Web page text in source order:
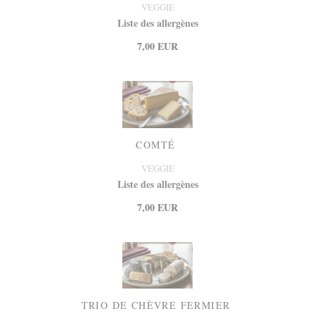
VEGGIE
Liste des allergènes
7,00 EUR
COMTÉ
VEGGIE
Liste des allergènes
7,00 EUR
TRIO DE CHÈVRE FERMIER